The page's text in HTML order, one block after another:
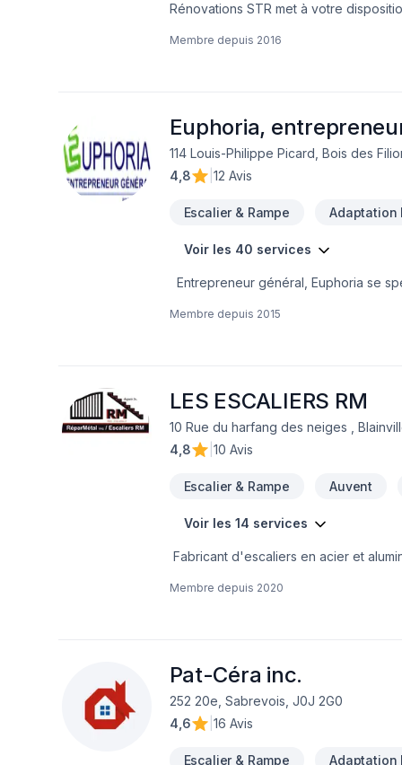
Rénovations STR met à votre
Solarium, Soudeur, Sous-sol, Tirage
Membre depuis 2016
Euphoria,
114 Louis-Philippe Picard, Bois des
4,8
12 Avis
Escalier & Rampe Adaptation
Voir les 40 services
Entrepreneur général, Euphoria se
conception (plan de construction)-
les différentes étapes de la
Membre depuis 2015
LES ESCALIERS RM
10 Rue du harfang des neiges ,
4,8
10 Avis
Escalier & Rampe Auvent
Voir les 14 services
Fabricant d'escaliers en acier et
Membre depuis 2020
Pat-Céra inc.
252 20e, Sabrevois, J0J 2G0
4,6
16 Avis
Escalier & Rampe Adaptation